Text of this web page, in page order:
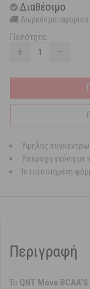
Διαθέσιμο
Δωρεάν μεταφορικά
Ποσότητα:
+ −
Υψηλής
Υπέροχη γεύση με
Ιστιοποιημένη
Περιγραφή
Το QNT Move